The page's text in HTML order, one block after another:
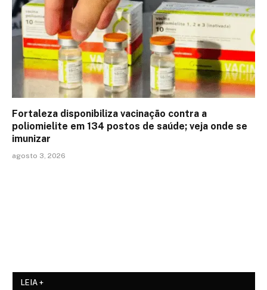
Fortaleza disponibiliza vacinação contra a
poliomielite em 134 postos de saúde; veja onde se
imunizar
agosto 3, 2026
LEIA +